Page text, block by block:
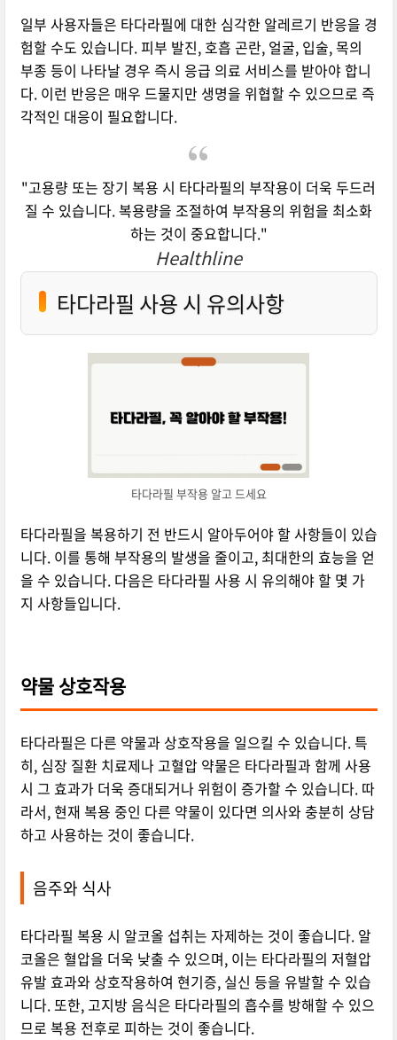
일부 사용자들은 타다라필에 대한 심각한 알레르기 반응을 경
험할 수도 있습니다. 피부 발진, 호흡 곤란, 얼굴, 입술, 목의
부종 등이 나타날 경우 즉시 응급 의료 서비스를 받아야 합니
다. 이런 반응은 매우 드물지만 생명을 위협할 수 있으므로 즉
각적인 대응이 필요합니다.
"고용량 또는 장기 복용 시 타다라필의 부작용이 더욱 두드러
질 수 있습니다. 복용량을 조절하여 부작용의 위험을 최소화
하는 것이 중요합니다."
Healthline
타다라필 사용 시 유의사항
타다라필 부작용 알고 드세요
타다라필을 복용하기 전 반드시 알아두어야 할 사항들이 있습
니다. 이를 통해 부작용의 발생을 줄이고, 최대한의 효능을 얻
을 수 있습니다. 다음은 타다라필 사용 시 유의해야 할 몇 가
지 사항들입니다.
약물 상호작용
타다라필은 다른 약물과 상호작용을 일으킬 수 있습니다. 특
히, 심장 질환 치료제나 고혈압 약물은 타다라필과 함께 사용
시 그 효과가 더욱 증대되거나 위험이 증가할 수 있습니다. 따
라서, 현재 복용 중인 다른 약물이 있다면 의사와 충분히 상담
하고 사용하는 것이 좋습니다.
음주와 식사
타다라필 복용 시 알코올 섭취는 자제하는 것이 좋습니다. 알
코올은 혈압을 더욱 낮출 수 있으며, 이는 타다라필의 저혈압
유발 효과와 상호작용하여 현기증, 실신 등을 유발할 수 있습
니다. 또한, 고지방 음식은 타다라필의 흡수를 방해할 수 있으
므로 복용 전후로 피하는 것이 좋습니다.